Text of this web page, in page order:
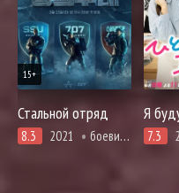
15+
Стальной отряд
8.3 2021 боевики, военные 7.3